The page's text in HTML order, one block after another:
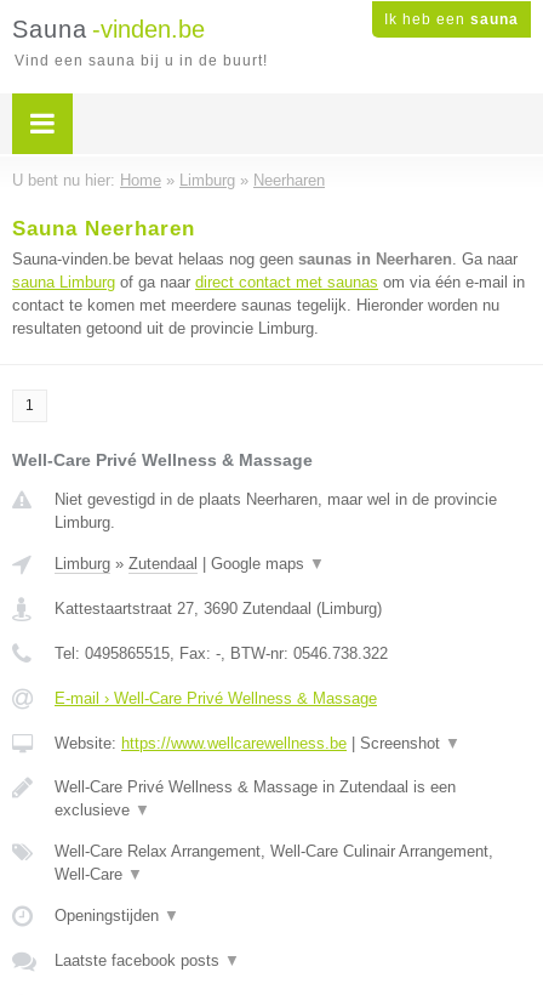
Ik heb een sauna
Sauna -vinden.be
Vind een sauna bij u in de buurt!
U bent nu hier: Home » Limburg » Neerharen
Sauna Neerharen
Sauna-vinden.be bevat helaas nog geen saunas in Neerharen. Ga naar
sauna Limburg of ga naar direct contact met saunas om via één e-mail in
contact te komen met meerdere saunas tegelijk. Hieronder worden nu
resultaten getoond uit de provincie Limburg.
1
Well-Care Privé Wellness & Massage
Niet gevestigd in de plaats Neerharen, maar wel in de provincie
Limburg.
Limburg » Zutendaal Google maps ▼
Kattestaartstraat 27, 3690 Zutendaal (Limburg)
Tel: 0495865515, Fax: -, BTW-nr: 0546.738.322
E-mail › Well-Care Privé Wellness & Massage
Website: https://www.wellcarewellness.be Screenshot ▼
Well-Care Privé Wellness & Massage in Zutendaal is een
exclusieve ▼
Well-Care Relax Arrangement, Well-Care Culinair Arrangement,
Well-Care ▼
Openingstijden ▼
Laatste facebook posts ▼